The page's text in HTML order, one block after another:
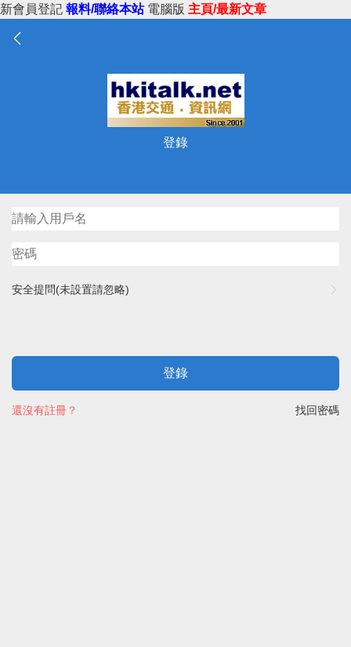
新會員登記 報料/聯絡本站 電腦版 主頁/最新文章
登錄
安全提問(未設置請忽略)
登錄
找回密碼
還沒有註冊？